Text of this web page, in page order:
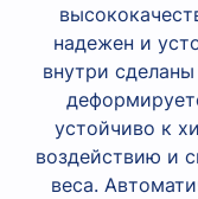
надежен и
внутри
устойчиво к
воздействию и
веса.